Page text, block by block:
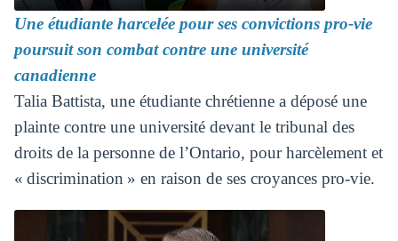
Une étudiante harcelée pour ses convictions pro-vie
poursuit son combat contre une université
canadienne
Talia Battista, une étudiante chrétienne a déposé une
plainte contre une université devant le tribunal des
droits de la personne de l’Ontario, pour harcèlement et
« discrimination » en raison de ses croyances pro-vie.